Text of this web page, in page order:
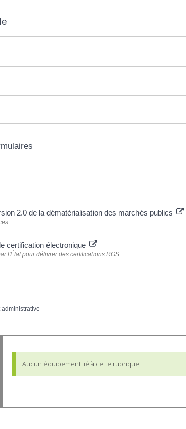
2.0 de la dématérialisation des marchés publics
certification électronique
l'État pour délivrer des certifications RGS
Aucun équipement lié à cette rubrique